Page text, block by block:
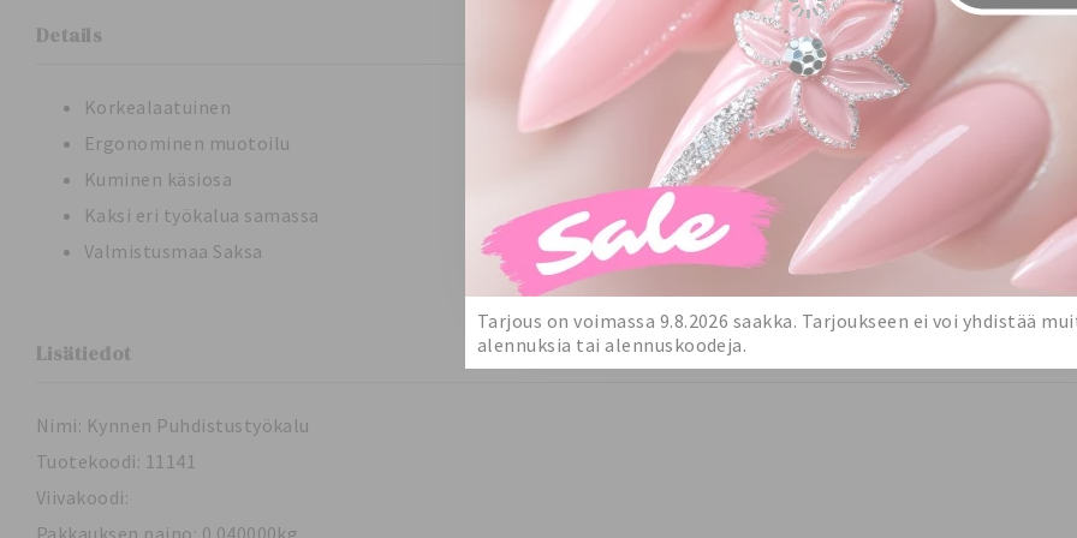
Details
Korkealaatuinen
Ergonominen muotoilu
Kuminen käsiosa
Kaksi eri työkalua samassa
Valmistusmaa Saksa
Lisätiedot
Nimi: Kynnen Puhdistustyökalu
Tuotekoodi: 11141
Viivakoodi:
Tarjous on voimassa 9.8.2026 saakka. Tarjoukseen ei voi yhdistää
alennuksia tai alennuskoodeja.